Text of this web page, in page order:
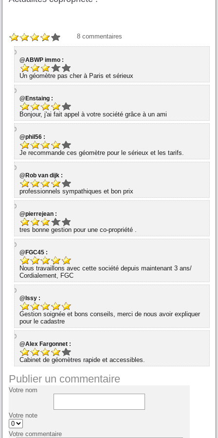
8 commentaires
@ABWP immo :
Un géomètre pas cher à Paris et sérieux
@Enstaing :
Bonjour, j'ai fait appel à votre société grâce à un ami
@phil56 :
Je recommande ces géomètre pour le sérieux et les tarifs.
@Rob van dijk :
professionnels sympathiques et bon prix
@pierrejean :
tres bonne gestion pour une co-propriété .
@FGC45 :
Nous travaillons avec cette société depuis maintenant 3 ans/
Cordialement, FGC
@Issy :
Gestion soignée et bons conseils, merci de nous avoir expliquer
pour le cadastre
@Alex Fargonnet :
Cabinet de géomètres rapide et accessibles.
Publier un commentaire
Votre nom
Votre note
Votre commentaire